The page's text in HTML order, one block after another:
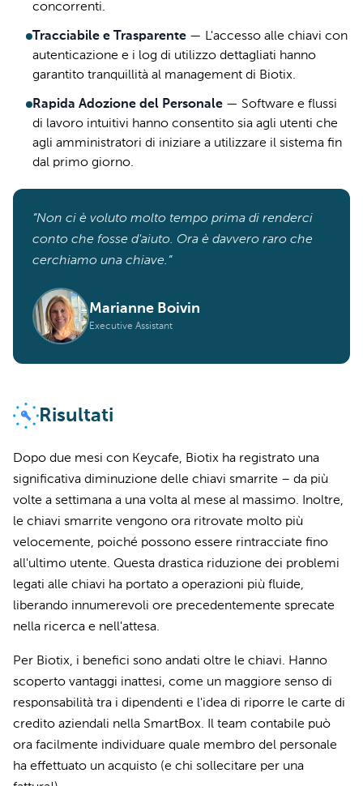
concorrenti.
Tracciabile e Trasparente — L'accesso alle chiavi con
autenticazione e i log di utilizzo dettagliati hanno
garantito tranquillità al management di Biotix.
Rapida Adozione del Personale — Software e flussi
di lavoro intuitivi hanno consentito sia agli utenti che
agli amministratori di iniziare a utilizzare il sistema fin
dal primo giorno.
“Non ci è voluto molto tempo prima di renderci
conto che fosse d'aiuto. Ora è davvero raro che
cerchiamo una chiave.”
Marianne Boivin
Executive Assistant
Risultati
Dopo due mesi con Keycafe, Biotix ha registrato una
significativa diminuzione delle chiavi smarrite – da più
volte a settimana a una volta al mese al massimo. Inoltre,
le chiavi smarrite vengono ora ritrovate molto più
velocemente, poiché possono essere rintracciate fino
all'ultimo utente. Questa drastica riduzione dei problemi
legati alle chiavi ha portato a operazioni più fluide,
liberando innumerevoli ore precedentemente sprecate
nella ricerca e nell'attesa.
Per Biotix, i benefici sono andati oltre le chiavi. Hanno
scoperto vantaggi inattesi, come un maggiore senso di
responsabilità tra i dipendenti e l'idea di riporre le carte di
credito aziendali nella SmartBox. Il team contabile può
ora facilmente individuare quale membro del personale
ha effettuato un acquisto (e chi sollecitare per una